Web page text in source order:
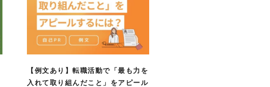
【例文あり】転職活動で「最も力を
入れて取り組んだこと」をアピール